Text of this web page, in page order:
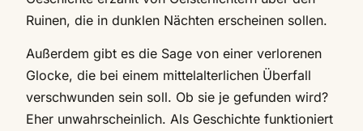
Ruinen, die in dunklen Nächten erscheinen sollen.
Außerdem gibt es die Sage von einer verlorenen
Glocke, die bei einem mittelalterlichen Überfall
verschwunden sein soll. Ob sie je gefunden wird?
Eher unwahrscheinlich. Als Geschichte funktioniert